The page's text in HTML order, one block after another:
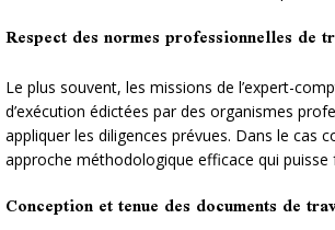
Respect des normes professionnelles de
Le plus souvent, les missions de l’expert-
d’exécution édictées par des organismes
appliquer les diligences prévues. Dans le cas
approche méthodologique efficace qui
Conception et tenue des documents de